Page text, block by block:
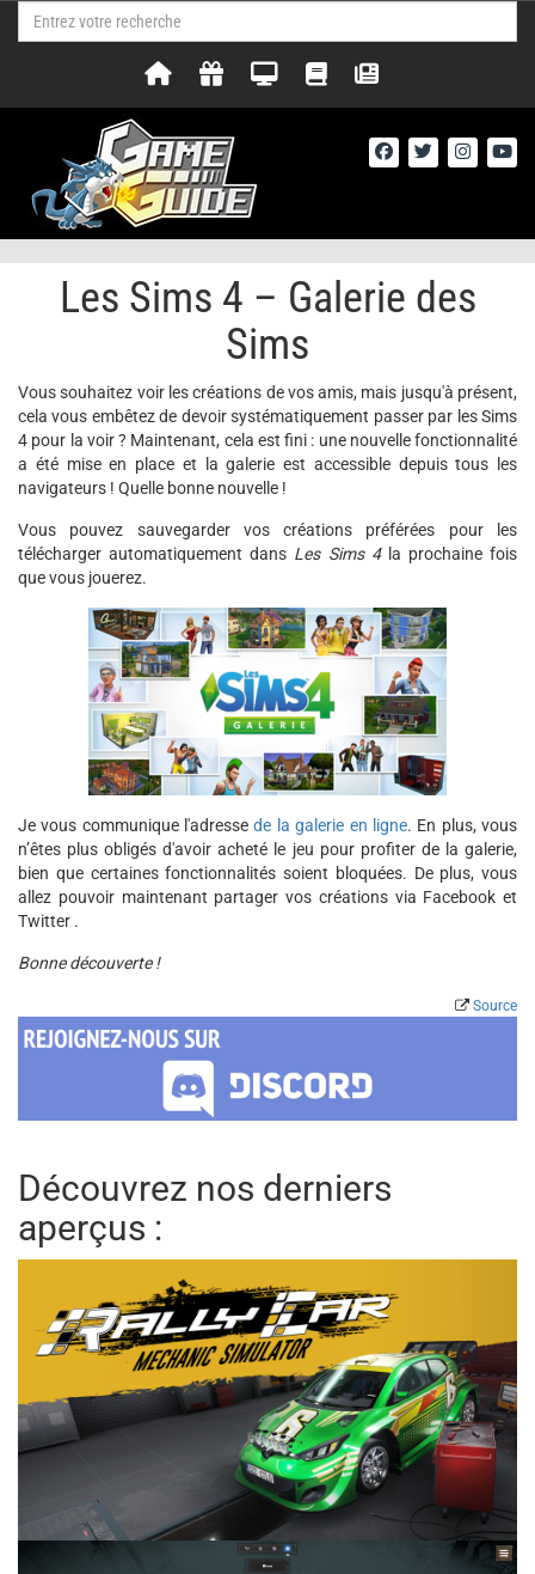
Les Sims 4 – Galerie des
Sims
Vous souhaitez voir les créations de vos amis, mais jusqu'à présent,
cela vous embêtez de devoir systématiquement passer par les Sims
4 pour la voir ? Maintenant, cela est fini : une nouvelle fonctionnalité
a été mise en place et la galerie est accessible depuis tous les
navigateurs ! Quelle bonne nouvelle !
Vous pouvez sauvegarder vos créations préférées pour les
télécharger automatiquement dans Les Sims 4la prochaine fois
que vous jouerez.
Je vous communique l'adressede la galerie en ligne. En plus, vous
n’êtes plus obligés d'avoir acheté le jeu pour profiter de la galerie,
bien que certaines fonctionnalités soient bloquées. De plus, vous
allez pouvoir maintenant partager vos créations via Facebook et
Twitter .
Bonne découverte !
Source
Découvrez nos derniers
aperçus :